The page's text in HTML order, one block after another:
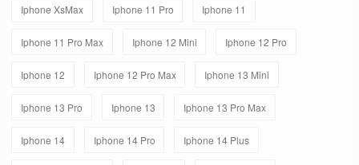
Iphone XsMax Iphone 11 Pro Iphone 11
Iphone 11 Pro Max Iphone 12 Mini Iphone 12 Pro
Iphone 12 Iphone 12 Pro Max Iphone 13 Mini
Iphone 13 Pro Iphone 13 Iphone 13 Pro Max
Iphone 14 Iphone 14 Pro Iphone 14 Plus